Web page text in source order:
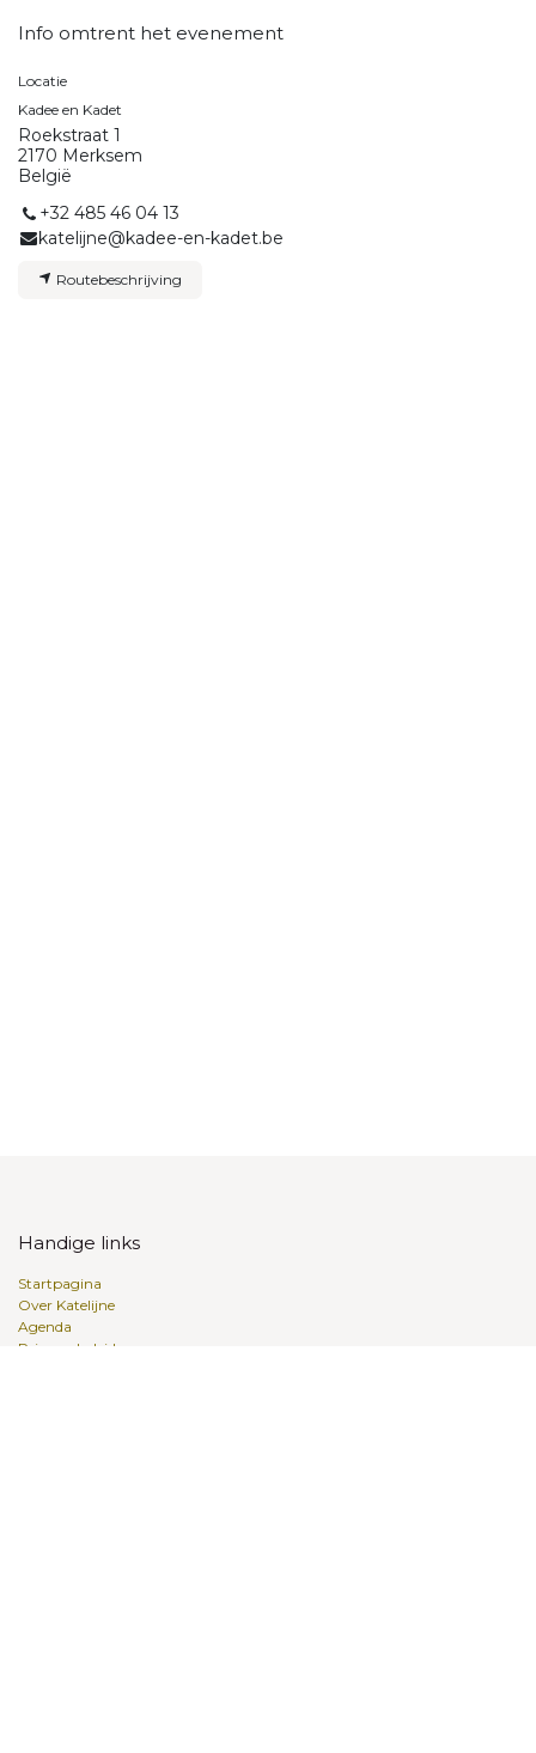
Info omtrent het evenement
Locatie
Kadee en Kadet
Roekstraat 1
2170 Merksem
België
+32 485 46 04 13
katelijne@kadee-en-kadet.be
Routebeschrijving
Handige links
Startpagina
Over Katelijne
Agenda
Privacy-beleid